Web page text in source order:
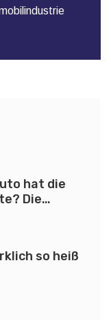
hat die
Die
so heiß